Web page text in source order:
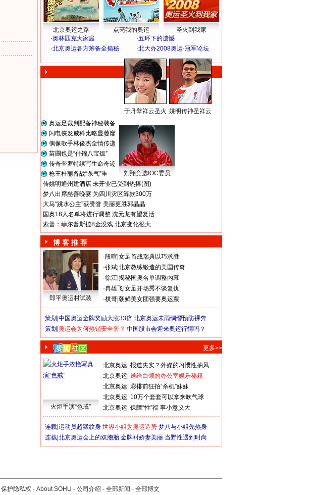
北京奥运之路 点亮我的奥运
圣火到我家
·奥林匹克大家庭 ·五环下的遗憾
·北京奥运各方筹备全揭秘 ·北大办2008奥运·冠军论坛
于丹擎祥云圣火 姚明传神圣祥云
奥运足裁判配备神秘装备
闪电侠发威科比略显萎靡
偶像歌手林俊杰全情传递
苗圃也是“什锦八宝饭”
传奇奎罗特续写生命奇迹
枪王杜丽备战“杀气”重
刘翔竞选IOC委员
传姚明通州建酒店 未开业已受到热捧(图)
梦八出席慈善晚宴 为四川灾区筹款300万
大马“跳水公主”获赞誉 美丽更胜郭晶晶
国奥18人名单将进行调整 沈元龙有望复活
索普：菲尔普斯揽8金没戏 北京变化很大
博 客 推 荐
郎平奥运村试装
·段暄 女足首战瑞典以巧求胜
·张斌 北京教练锻造的美国传奇
·徐江 揭秘国奥名单调整内幕
·冉雄飞 女足开场秀不谈复仇
·棋哥 朝鲜美女团强要奥运票
策划| 中国奥运金牌奖励大涨33倍 北京奥运未雨绸缪预防裸奔
策划| 奥运会为何热销安全套？ 中国股市会迎来奥运行情吗？
更多>>
火炬手演“色戒”
北京奥运 报道失实？外媒的习惯性抽风
北京奥运 送给白领的办公室娱乐秘籍
北京奥运 彩排前狂拍“杀机”妹妹
北京奥运 10万个套套可以拿来吹气球
北京奥运 保障“性”福 事小意义大
连载| 运动员超猛纹身 世界小姐为奥运造势 梦八与小姐先热身
连载| 北京奥运会上的双胞胎 金牌衬娇妻美丽 当野性遇到时尚
保护隐私权 - About SOHU - 公司介绍 - 全部新闻 - 全部博文